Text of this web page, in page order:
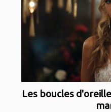
Les boucles